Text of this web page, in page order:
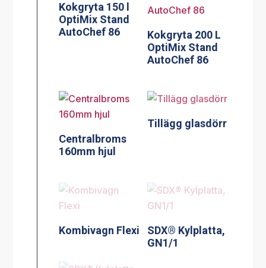
Kokgryta 150 l
OptiMix Stand
AutoChef 86
Kokgryta 200 L
OptiMix Stand
AutoChef 86
Centralbroms
160mm hjul
Tillägg glasdörr
Kombivagn Flexi
SDX® Kylplatta,
GN1/1